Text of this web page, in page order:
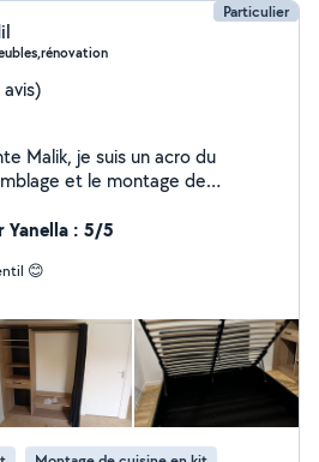
Particulier
avis)
et le montage de
tout le matériel
Yanella : 5/5
👍 Prestataire sérieux et gentil 😊